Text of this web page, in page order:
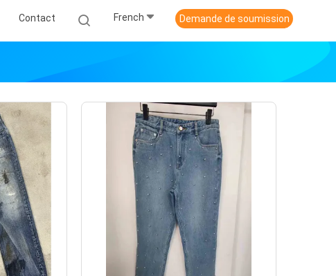
Contact French Demande de soumission